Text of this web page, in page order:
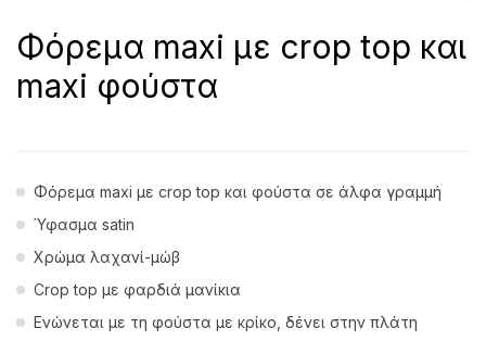
Φόρεμα maxi με crop top και
maxi φούστα
Φόρεμα maxi με crop top και φούστα σε άλφα γραμμή
Ύφασμα satin
Χρώμα λαχανί-μώβ
Crop top με φαρδιά μανίκια
Ενώνεται με τη φούστα με κρίκο, δένει στην πλάτη